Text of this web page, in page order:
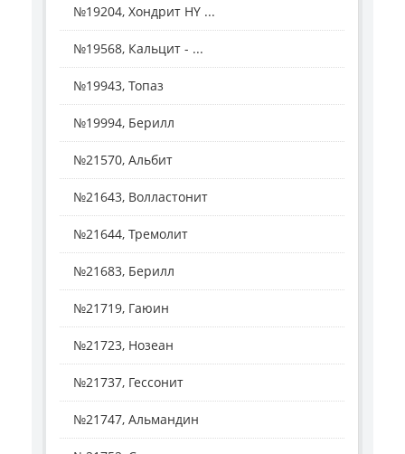
№19204, Хондрит HY ...
№19568, Кальцит - ...
№19943, Топаз
№19994, Берилл
№21570, Альбит
№21643, Волластонит
№21644, Тремолит
№21683, Берилл
№21719, Гаюин
№21723, Нозеан
№21737, Гессонит
№21747, Альмандин